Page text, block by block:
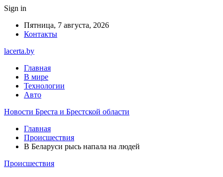
Sign in
Пятница, 7 августа, 2026
Контакты
lacerta.by
Главная
В мире
Технологии
Авто
Новости Бреста и Брестской области
Главная
Происшествия
В Беларуси рысь напала на людей
Происшествия